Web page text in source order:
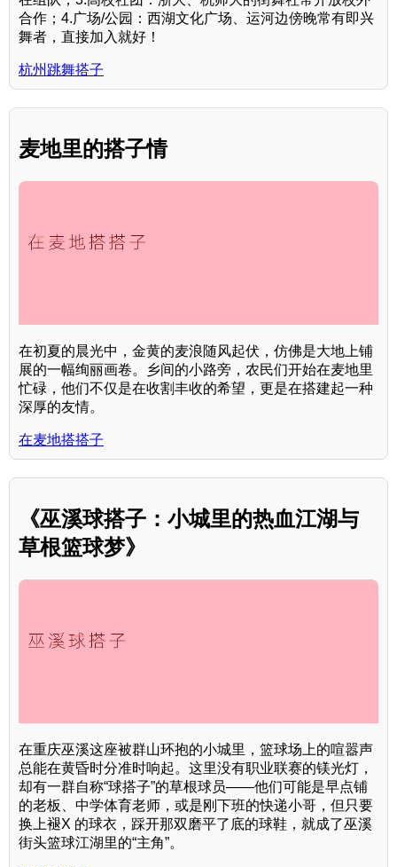
合作；4.广场/公园：西湖文化广场、运河边傍晚常有即兴
舞者，直接加入就好！
杭州跳舞搭子
麦地里的搭子情
在初夏的晨光中，金黄的麦浪随风起伏，仿佛是大地上铺
展的一幅绚丽画卷。乡间的小路旁，农民们开始在麦地里
忙碌，他们不仅是在收割丰收的希望，更是在搭建起一种
深厚的友情。
在麦地搭搭子
《巫溪球搭子：小城里的热血江湖与
草根篮球梦》
在重庆巫溪这座被群山环抱的小城里，篮球场上的喧嚣声
总能在黄昏时分准时响起。这里没有职业联赛的镁光灯，
却有一群自称“球搭子”的草根球员——他们可能是早点铺
的老板、中学体育老师，或是刚下班的快递小哥，但只要
换上褪X 的球衣，踩开那双磨平了底的球鞋，就成了巫溪
街头篮球江湖里的“主角”。